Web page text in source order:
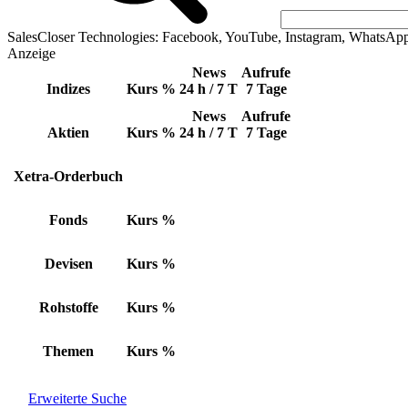
SalesCloser Technologies: Facebook, YouTube, Instagram,
Anzeige
Indizes Kurs %
News
24 h / 7 T
Aufrufe
7 Tage
Aktien Kurs %
News
24 h / 7 T
Aufrufe
7 Tage
Xetra-Orderbuch
Fonds Kurs %
Devisen Kurs %
Rohstoffe Kurs %
Themen Kurs %
Erweiterte Suche